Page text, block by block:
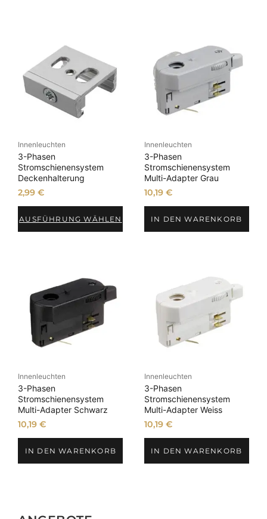
Innenleuchten
3-Phasen
Stromschienensystem
Deckenhalterung
2,99€
AUSFÜHRUNG WÄHLEN
Innenleuchten
3-Phasen
Stromschienensystem
Multi-Adapter Grau
10,19 €
IN DEN WARENKORB
Innenleuchten
3-Phasen
Stromschienensystem
Multi-Adapter Schwarz
10,19€
IN DEN WARENKORB
Innenleuchten
3-Phasen
Stromschienensystem
Multi-Adapter Weiss
10,19 €
IN DEN WARENKORB